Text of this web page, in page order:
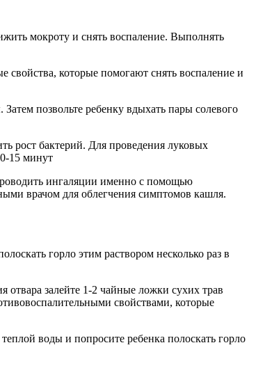
мокроту и снять воспаление. Выполнять
которые помогают снять воспаление и
позвольте ребенку вдыхать пары солевого
рост бактерий. Для проведения луковых
15 минут
ингаляции именно с помощью
врачом для облегчения симптомов кашля.
горло этим раствором несколько раз в
залейте 1-2 чайные ложки сухих трав
свойствами, которые
воды и попросите ребенка полоскать горло